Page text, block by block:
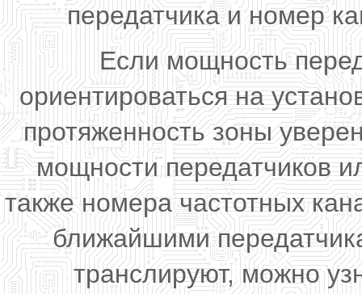
передатчика и номер
Если мощность
ориентироваться на
протяженность зоны
мощности передатчиков
также номера частотных
ближайшими
транслируют, можно